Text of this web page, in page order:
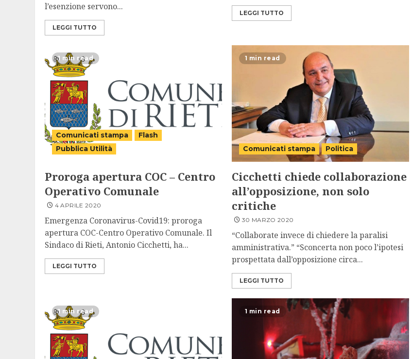
l’esenzione servono...
LEGGI TUTTO
LEGGI TUTTO
1 min read
Comunicati stampa
Flash
Pubblica Utilità
Proroga apertura COC – Centro
Operativo Comunale
4 APRILE 2020
Emergenza Coronavirus-Covid19: proroga
apertura COC-Centro Operativo Comunale. Il
Sindaco di Rieti, Antonio Cicchetti, ha...
LEGGI TUTTO
1 min read
Comunicati stampa Politica
Cicchetti chiede collaborazione
all’opposizione, non solo
critiche
30 MARZO 2020
“Collaborate invece di chiedere la paralisi
amministrativa.” “Sconcerta non poco l’ipotesi
prospettata dall’opposizione circa...
LEGGI TUTTO
1 min read 1 min read